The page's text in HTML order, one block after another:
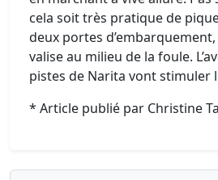
cela soit très pratique de
deux portes
valise au milieu de la foule.
pistes de Narita vont stimuler
* Article publié par Christine